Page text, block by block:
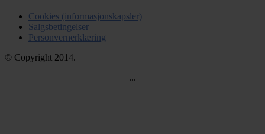
Cookies (informasjonskapsler)
Salgsbetingelser
Personvernerklæring
© Copyright 2014.
...